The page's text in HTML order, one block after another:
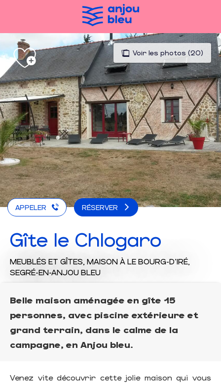
principal
Voir les photos (20)
APPELER RÉSERVER
Gîte le Chlogaro
MEUBLÉS ET GÎTES, MAISON À LE BOURG-D'IRÉ,
SEGRÉ-EN-ANJOU BLEU
Belle maison aménagée en gîte 15
personnes, avec piscine extérieure et
grand terrain, dans le calme de la
campagne, en Anjou bleu.
Venez vite découvrir cette jolie maison qui vous